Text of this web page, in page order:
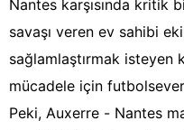
Nantes karşısında kritik
savaşı veren ev sahibi
sağlamlaştırmak isteyen
mücadele için
Peki, Auxerre - Nantes